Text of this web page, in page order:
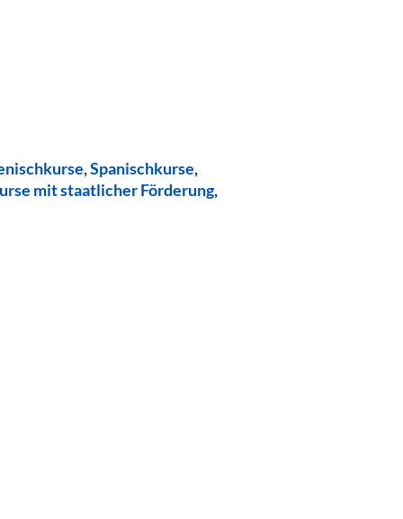
,Spanischkurse,
mit staatlicher Förderung,